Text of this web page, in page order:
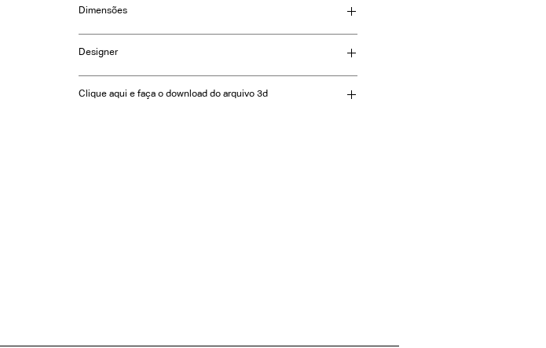
Disponível em diversas cores.
Dimensões
altura: 35cm e 45cm
Designer
Clique aqui e faça o download do arquivo 3d